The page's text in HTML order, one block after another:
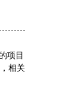
项目
相关